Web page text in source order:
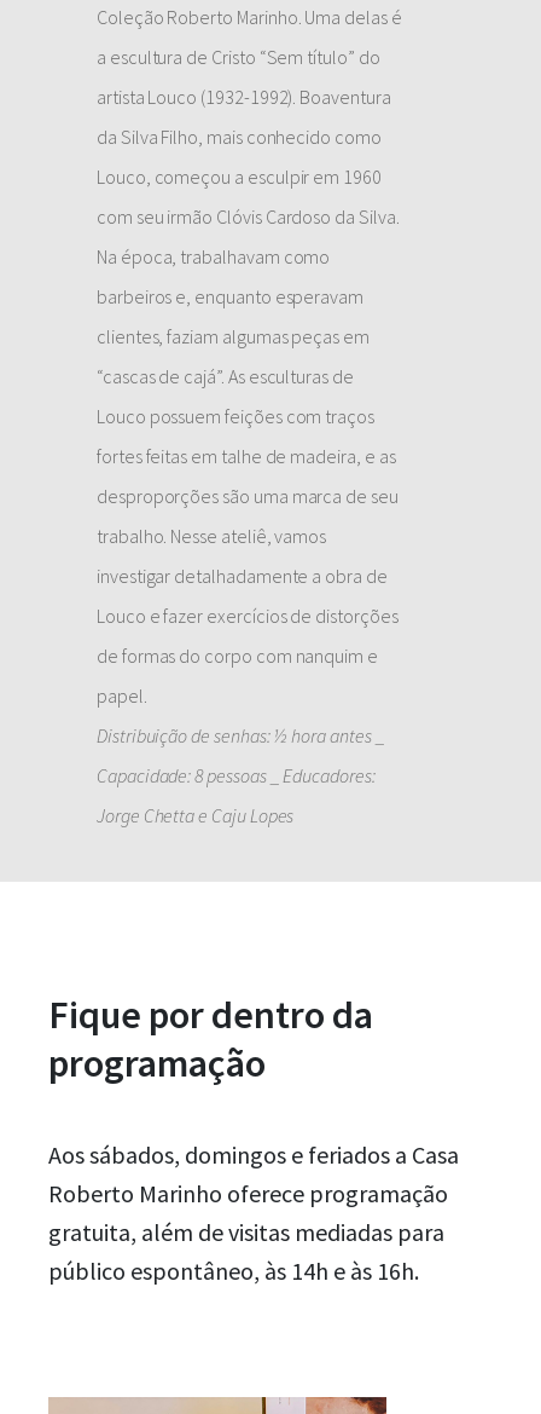
Coleção Roberto Marinho. Uma delas é
a escultura de Cristo “Sem título” do
artista Louco (1932-1992). Boaventura
da Silva Filho, mais conhecido como
Louco, começou a esculpir em 1960
com seu irmão Clóvis Cardoso da Silva.
Na época, trabalhavam como
barbeiros e, enquanto esperavam
clientes, faziam algumas peças em
“cascas de cajá”. As esculturas de
Louco possuem feições com traços
fortes feitas em talhe de madeira, e as
desproporções são uma marca de seu
trabalho. Nesse ateliê, vamos
investigar detalhadamente a obra de
Louco e fazer exercícios de distorções
de formas do corpo com nanquim e
papel.
Distribuição de senhas: ½ hora antes _
Capacidade: 8 pessoas _ Educadores:
Jorge Chetta e Caju Lopes
Fique por dentro da
programação
Aos sábados, domingos e feriados a Casa
Roberto Marinho oferece programação
gratuita, além de visitas mediadas para
público espontâneo, às 14h e às 16h.